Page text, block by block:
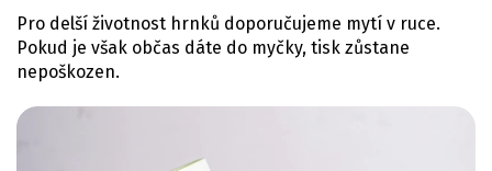
Pro delší životnost hrnků doporučujeme mytí v ruce.
Pokud je však občas dáte do myčky, tisk zůstane
nepoškozen.